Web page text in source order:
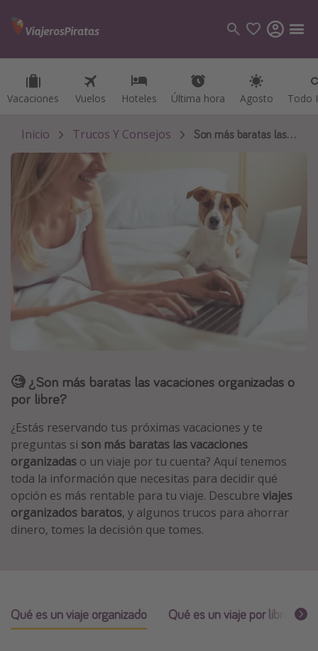
Vacaciones Vuelos Hoteles Última hora Agosto Todo
Vacaciones Vuelos Hoteles Última hora Agosto Todo
Categorías
Vuelos
Hoteles
Viajes
Cruceros
Destinos
Todos los destinos
Tenerife
Grecia
México
Tailandia
Maldivas
Albania
Inspiración para viajes
Camping
Ofertas para Vacaciones Activas
Viajes en familia
Inicio Trucos Y Consejos Son más baratas las vacaciones organizadas o por libre
🧐 ¿Son más baratas las vacaciones organizadas o
por libre?
¿Estás reservando tus próximas vacaciones y te
preguntas si son más baratas las vacaciones
organizadas o un viaje por tu cuenta? Aquí tenemos
toda la información que necesitas para decidir qué
opción es más rentable para tu viaje. Descubre viajes
organizados baratos, y algunos trucos para ahorrar
dinero, tomes la decisión que tomes.
Qué es un viaje organizado Qué es un viaje por libre